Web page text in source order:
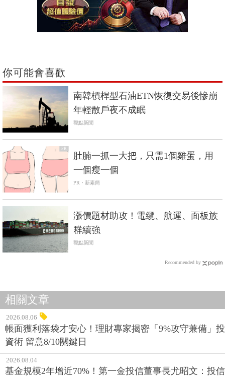
你可能會喜歡
南韓槓桿型石油ETN恢復交易後慘崩
年輕散戶夜不成眠
觀點新聞
PR
肚腩一抓一大把，只需1個雞蛋，用
一個瘦一個
PR・新素簡
漲價題材助攻！電纜、航運、面板族
群續強
觀點新聞
Recommended by
相關文章
2026.08.06
帳面獲利落袋才安心！理財專家揭密「9%攻守兼備」投
資術 留意8/10關鍵日
2026.08.04
基金規模2年增近70%！第一金投信董事長尤昭文：投信